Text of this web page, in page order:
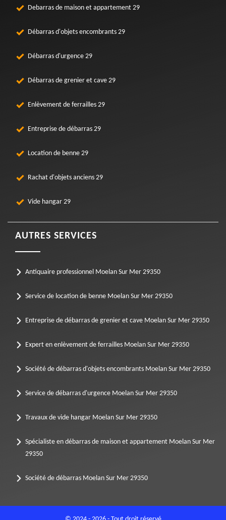
Debarras de maison et appartement 29
Débarras d'objets encombrants 29
Débarras d'urgence 29
Débarras de grenier et cave 29
Enlèvement de ferrailles 29
Entreprise de débarras 29
Location de benne 29
Rachat d'objets anciens 29
Vide hangar 29
AUTRES SERVICES
Antiquaire professionnel Moelan Sur Mer 29350
Service de location de benne Moelan Sur Mer 29350
Entreprise de débarras de grenier et cave Moelan Sur Mer 29350
Expert en enlèvement de ferrailles Moelan Sur Mer 29350
Société de débarras d'objets encombrants Moelan Sur Mer 29350
Service de débarras d'urgence Moelan Sur Mer 29350
Travaux de vide hangar Moelan Sur Mer 29350
Spécialiste en débarras de maison et appartement Moelan Sur Mer
29350
Société de débarras Moelan Sur Mer 29350